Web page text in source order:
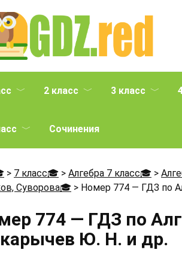
2 класс 3 класс
Сочинения
> 7 класс🎓 > Алгебра 7 класс🎓 >
Суворова🎓 > Номер 774 — ГДЗ по
774 — ГДЗ по
Ю. Н. и др.